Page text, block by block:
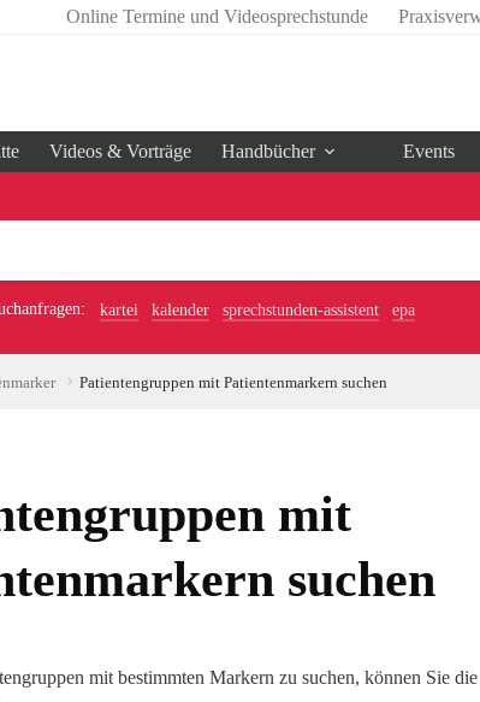
Online Termine und Videosprechstunde
Videos & Vorträge Handbücher Events
kartei kalender sprechstunden-assistent epa
Patientengruppen mit Patientenmarkern suchen
mit
suchen
mit bestimmten Markern zu suchen, können Sie die